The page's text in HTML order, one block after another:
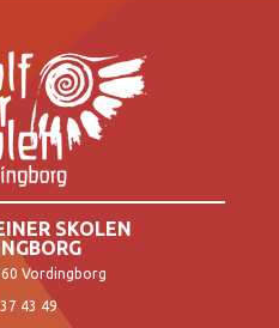
SKOLEN
Vordingborg
43 49